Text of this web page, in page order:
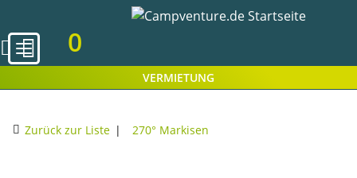
0
VERMIETUNG
Zurück zur Liste 270° Markisen